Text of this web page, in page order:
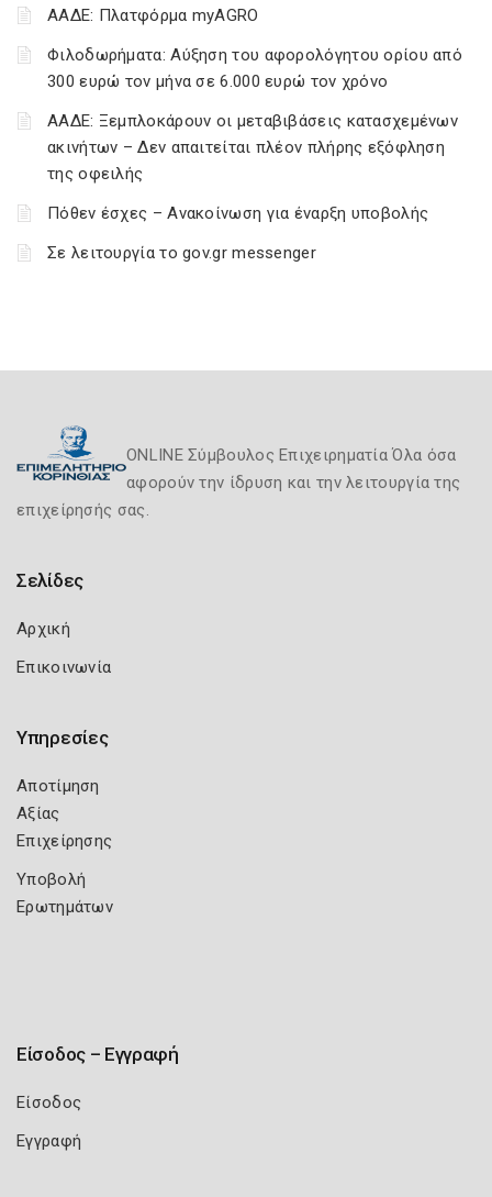
ΑΑΔΕ: Πλατφόρμα myAGRO
Φιλοδωρήματα: Αύξηση του αφορολόγητου ορίου από
300 ευρώ τον μήνα σε 6.000 ευρώ τον χρόνο
ΑΑΔΕ: Ξεμπλοκάρουν οι μεταβιβάσεις κατασχεμένων
ακινήτων – Δεν απαιτείται πλέον πλήρης εξόφληση
της οφειλής
Πόθεν έσχες – Ανακοίνωση για έναρξη υποβολής
Σε λειτουργία το gov.gr messenger
ONLINE Σύμβουλος Επιχειρηματία Όλα όσα
αφορούν την ίδρυση και την λειτουργία της
επιχείρησής σας.
Σελίδες
Αρχική
Επικοινωνία
Υπηρεσίες
Αποτίμηση
Αξίας
Επιχείρησης
Υποβολή
Ερωτημάτων
Είσοδος – Εγγραφή
Είσοδος
Εγγραφή